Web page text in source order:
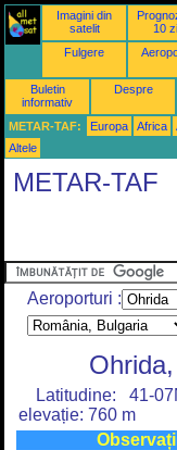
Imagini din
satelit
10
Fulgere
Buletin
informativ
Despre
METAR-TAF: Europa Africa
Altele
METAR-TAF
Aeroporturi :
Latitudine: 41-
elevație: 760 m